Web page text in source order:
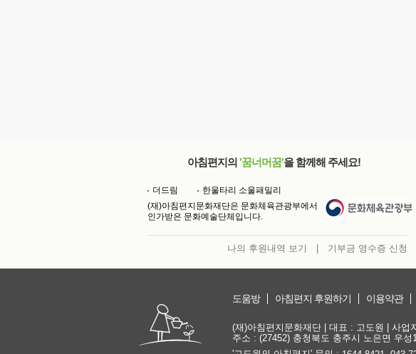
아침편지의 '꿈너머꿈'을 함께해 주세요!
더드림
한울타리 소울패밀리
(재)아침편지문화재단은 문화체육관광부에서
인가받은 문화예술단체입니다.
나의 후원내역 보기 기부금 영수증 신청
도움방 아침편지 후원하기 이용약관
(재)아침편지문화재단 | 대표 : 고도원 | 사업
주소 : (27452) 충청북도 충주시 노은면 우성